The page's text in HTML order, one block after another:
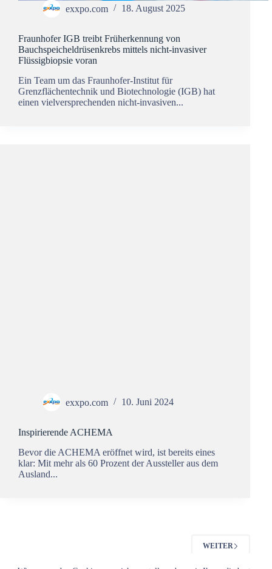
exxpo.com 18. August 2025
Fraunhofer IGB treibt Früherkennung von
Bauchspeicheldrüsenkrebs mittels nicht-invasiver
Flüssigbiopsie voran
Ein Team um das Fraunhofer-Institut für
Grenzflächentechnik und Biotechnologie (IGB) hat
einen vielversprechenden nicht-invasiven...
exxpo.com 10. Juni 2024
Inspirierende ACHEMA
Bevor die ACHEMA eröffnet wird, ist bereits eines
klar: Mit mehr als 60 Prozent der Aussteller aus dem
Ausland...
WEITER